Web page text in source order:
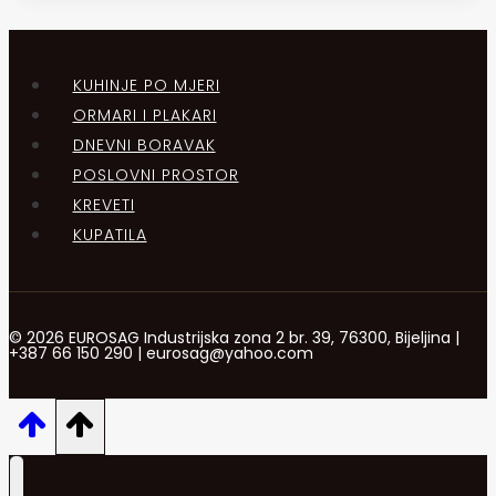
KUHINJE PO MJERI
ORMARI I PLAKARI
DNEVNI BORAVAK
POSLOVNI PROSTOR
KREVETI
KUPATILA
© 2026 EUROSAG Industrijska zona 2 br. 39, 76300, Bijeljina |
+387 66 150 290 | eurosag@yahoo.com